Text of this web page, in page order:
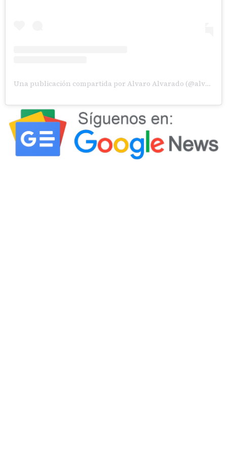
Una publicación compartida por Alvaro Alvarado (@alvaroalvaradoc)